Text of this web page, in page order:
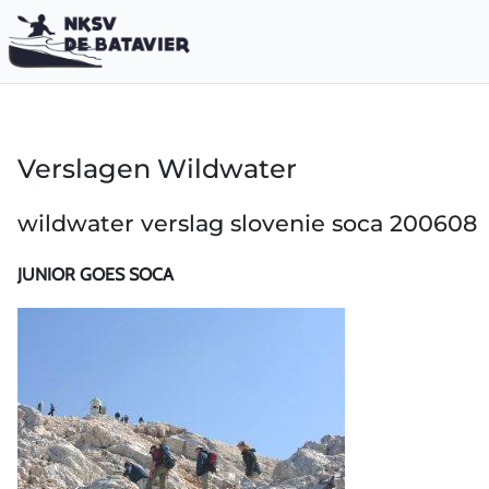
Verslagen Wildwater
wildwater verslag slovenie soca 200608
JUNIOR GOES SOCA